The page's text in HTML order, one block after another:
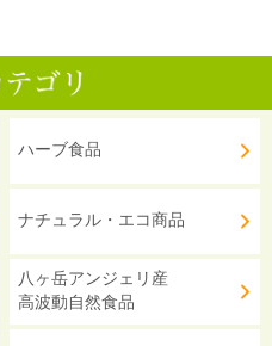
ハーブ食品
ナチュラル・エコ商品
八ヶ岳アンジェリ産
高波動自然食品